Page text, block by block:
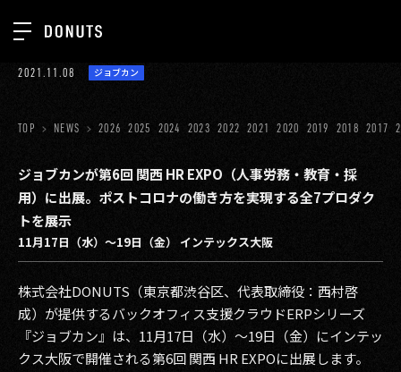
ジョブカン
ゲーム
ミクチャ
医療(CLIUS)
美少女図鑑
イベント
TOP
ABOUT
SERVICES
GROUP
RECRUIT
CONTACT
2021.11.08 ジョブカン
TOP NEWS 2026 2025 2024 2023 2022 2021 2020 2019 2018 2017
ジョブカンが第6回 関西 HR EXPO（人事労務・教育・採
用）に出展。ポストコロナの働き方を実現する全7プロダク
トを展示
11月17日（水）～19日（金） インテックス大阪
株式会社DONUTS（東京都渋谷区、代表取締役：西村啓
成）が提供するバックオフィス支援クラウドERPシリーズ
『ジョブカン』は、11月17日（水）～19日（金）にインテッ
クス大阪で開催される第6回 関西 HR EXPOに出展します。